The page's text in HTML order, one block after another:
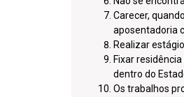
Carecer,
aposentadoria
Realizar
Fixar
dentro do
Os trabalhos